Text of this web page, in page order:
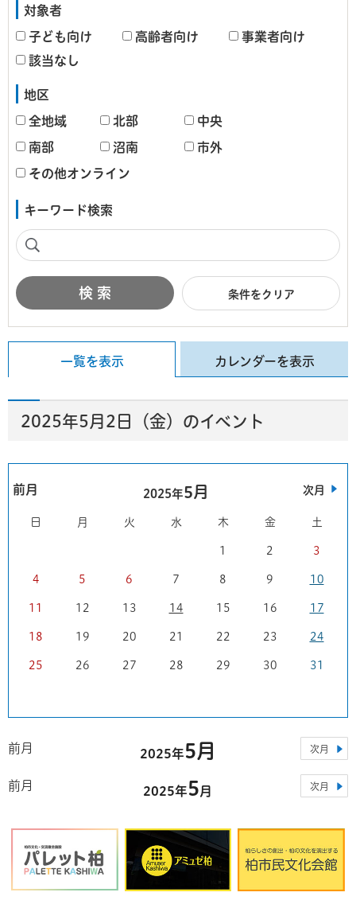
対象者
子ども向け 高齢者向け
事業者向け
該当なし
地区
全地域 北部 中央
南部 沼南 市外
その他オンライン
キーワード検索
条件をクリア
一覧を表示 カレンダーを表示
2025年5月2日（金）のイベント
前月 2025年5月 次月
日 月 火 水 木 金 土
1 2 3
4 5 6 7 8 9 10
11 12 13 14 15 16 17
18 19 20 21 22 23 24
25 26 27 28 29 30 31
前月 2025年5月 次月
前月 2025年5月 次月